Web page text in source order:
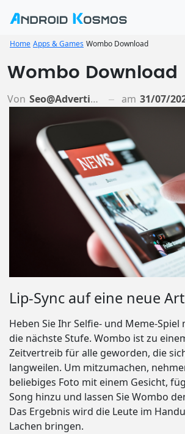
Home Apps & Games Wombo Download
Wombo Download
Von Seo@advertiso.de am 31/07/
Lip-Sync auf eine neue Art
Heben Sie Ihr Selfie- und Meme-
die nächste Stufe. Wombo ist zu
Zeitvertreib für alle geworden, die
langweilen. Um mitzumachen,
beliebiges Foto mit einem Gesicht,
Song hinzu und lassen Sie Wombo
Das Ergebnis wird die Leute im
Lachen bringen.